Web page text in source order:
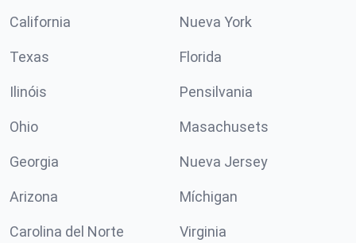
California Nueva York
Texas Florida
Ilinóis Pensilvania
Ohio Masachusets
Georgia Nueva Jersey
Arizona Míchigan
Carolina del Norte Virginia